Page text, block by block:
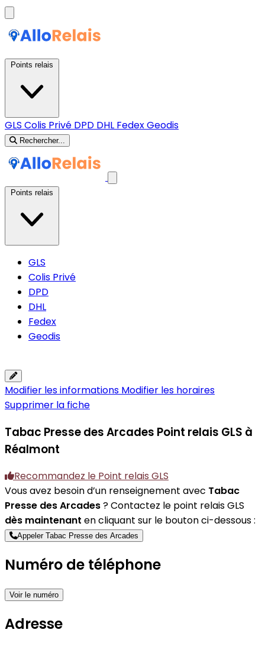
GLS Colis Privé DPD DHL FedexGeodis
Rechercher...
GLS
Colis Privé
DPD
DHL
Fedex
Geodis
Modifier les informations Modifier les horaires
Supprimer la fiche
Tabac Presse des Arcades Point relais GLS à
Réalmont
Recommandez le Point relais GLS
Vous avez besoin d’un renseignement avec Tabac
Presse des Arcades? Contactez le point relais GLS
dès maintenant en cliquant sur le bouton ci-dessous :
Appeler Tabac Presse des Arcades
Numéro de téléphone
Voir le numéro
Adresse